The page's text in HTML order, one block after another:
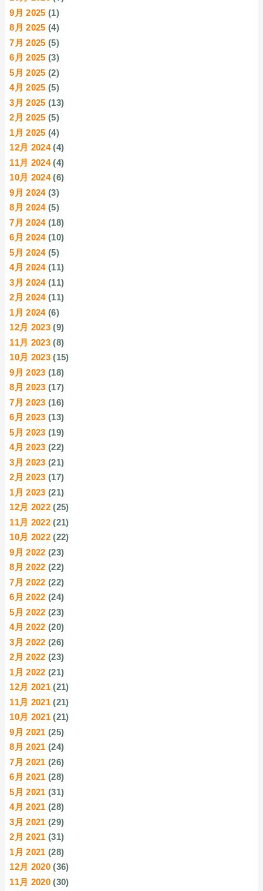
9月 2025 (1)
8月 2025 (4)
7月 2025 (5)
6月 2025 (3)
5月 2025 (2)
4月 2025 (5)
3月 2025 (13)
2月 2025 (5)
1月 2025 (4)
12月 2024(4)
11月 2024(4)
10月 2024(6)
9月 2024(3)
8月 2024(5)
7月 2024(18)
6月 2024(10)
5月 2024(5)
4月 2024(11)
3月 2024(11)
2月 2024(11)
1月 2024(6)
12月 2023 (9)
11月 2023 (8)
10月 2023 (15)
9月 2023 (18)
8月 2023 (17)
7月 2023 (16)
6月 2023 (13)
5月 2023 (19)
4月 2023 (22)
3月 2023 (21)
2月 2023 (17)
1月 2023 (21)
12月 2022 (25)
11月 2022 (21)
10月 2022 (22)
9月 2022 (23)
8月 2022 (22)
7月 2022 (22)
6月 2022 (24)
5月 2022 (23)
4月 2022 (20)
3月 2022 (26)
2月 2022 (23)
1月 2022 (21)
12月 2021 (21)
11月 2021 (21)
10月 2021 (21)
9月 2021 (25)
8月 2021 (24)
7月 2021 (26)
6月 2021 (28)
5月 2021 (31)
4月 2021 (28)
3月 2021 (29)
2月 2021 (31)
1月 2021 (28)
12月 2020 (36)
11月 2020 (30)